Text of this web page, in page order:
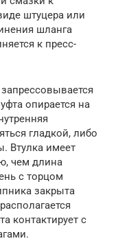
штуцера или
шланга
к пресс-
опирается на
гладкой, либо
Втулка имеет
чем длина
с торцом
закрыта
контактирует с